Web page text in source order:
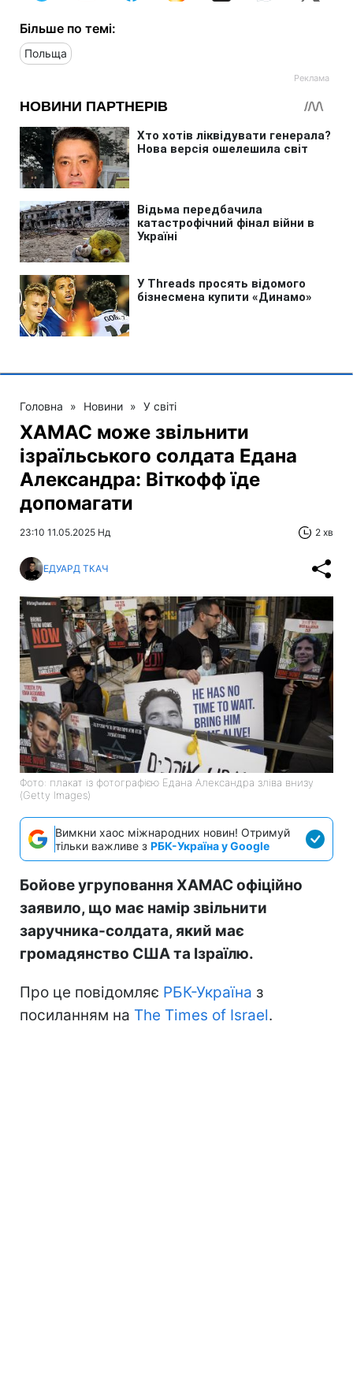
Більше по темі:
Польща
Головна » Новини » У світі
ХАМАС може звільнити
ізраїльського солдата Едана
Александра: Віткофф їде
допомагати
23:10 11.05.2025 Нд 2 хв
ЕДУАРД ТКАЧ
Фото: плакат із фотографією Едана Александра зліва внизу
(Getty Images)
Вимкни хаос міжнародних новин! Отримуй
тільки важливе з РБК-Україна у Google
Бойове угруповання ХАМАС офіційно
заявило, що має намір звільнити
заручника-солдата, який має
громадянство США та Ізраїлю.
Про це повідомляє РБК-Україна з
посиланням на The Times of Israel.